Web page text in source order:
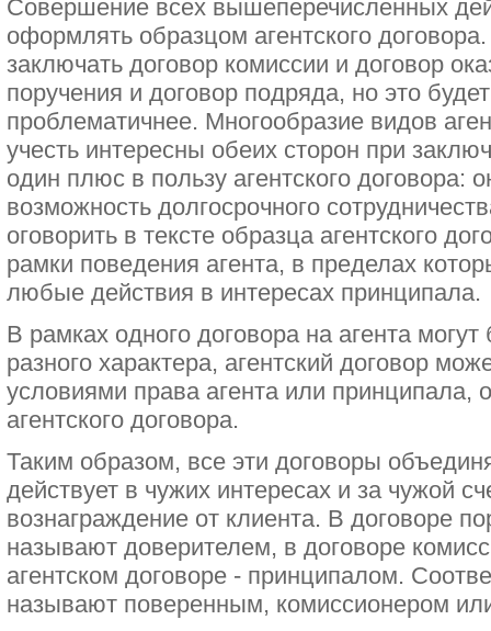
Совершение всех вышеперечисленных
оформлять образцом агентского
заключать договор комиссии и договор
поручения и договор подряда, но это
проблематичнее. Многообразие видов
учесть интересны обеих сторон при
один плюс в пользу агентского договора:
возможность долгосрочного
оговорить в тексте образца агентского
рамки поведения агента, в пределах
любые действия в интересах принципала.
В рамках одного договора на агента
разного характера, агентский договор
условиями права агента или принципала,
агентского договора.
Таким образом, все эти договоры
действует в чужих интересах и за чужой
вознаграждение от клиента. В договоре
называют доверителем, в договоре
агентском договоре - принципалом.
называют поверенным, комиссионером